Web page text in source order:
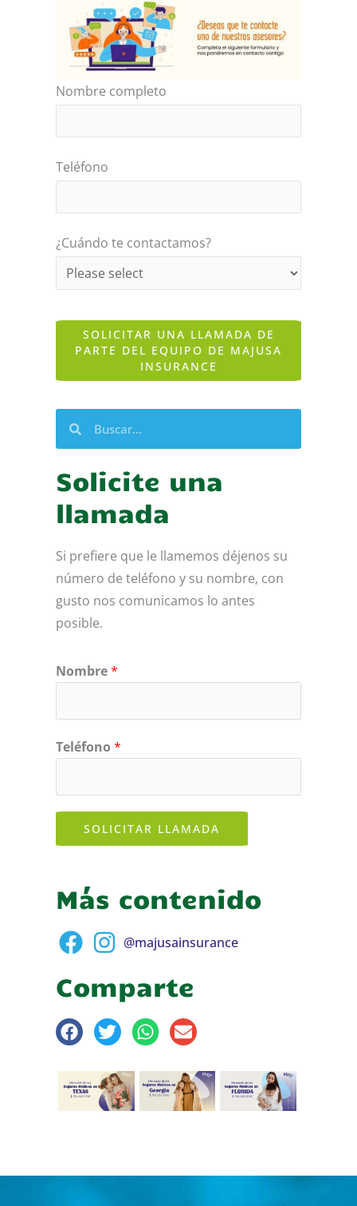
Nombre completo
Teléfono
¿Cuándo te contactamos?
SOLICITAR UNA LLAMADA DE
PARTE DEL EQUIPO DE MAJUSA
INSURANCE
field
should
be
left
blank
Buscar
Solicite una
llamada
Si prefiere que le llamemos déjenos su
número de teléfono y su nombre, con
gusto nos comunicamos lo antes
posible.
Nombre*
Teléfono *
SOLICITAR LLAMADA
Más contenido
@majusainsurance
Comparte